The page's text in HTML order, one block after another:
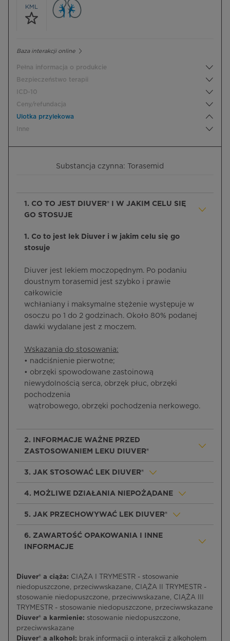
KML
Baza interakcji online
Pełna informacja o produkcie
Bezpieczeństwo terapii
ICD-10
Ceny/refundacja
Ulotka przylekowa
Inne
Substancja czynna: Torasemid
1. CO TO JEST DIUVER® I W JAKIM CELU SIĘ
GO STOSUJE
1. Co to jest lek Diuver i w jakim celu się go
stosuje
Diuver jest lekiem moczopędnym. Po podaniu
doustnym torasemid jest szybko i prawie
całkowicie
wchłaniany i maksymalne stężenie występuje w
osoczu po 1 do 2 godzinach. Około 80% podanej
dawki wydalane jest z moczem.
Wskazania do stosowania:
• nadciśnienie pierwotne;
• obrzęki spowodowane zastoinową
niewydolnością serca, obrzęk płuc, obrzęki
pochodzenia
wątrobowego, obrzęki pochodzenia nerkowego.
2. INFORMACJE WAŻNE PRZED
ZASTOSOWANIEM LEKU DIUVER®
3. JAK STOSOWAĆ LEK DIUVER®
4. MOŻLIWE DZIAŁANIA NIEPOŻĄDANE
5. JAK PRZECHOWYWAĆ LEK DIUVER®
6. ZAWARTOŚĆ OPAKOWANIA I INNE
INFORMACJE
Diuver® a ciąża: CIĄŻA I TRYMESTR - stosowanie
niedopuszczone, przeciwwskazane, CIĄŻA II TRYMESTR -
stosowanie niedopuszczone, przeciwwskazane, CIĄŻA III
TRYMESTR - stosowanie niedopuszczone, przeciwwskazane
Diuver® a karmienie: stosowanie niedopuszczone,
przeciwwskazane
Diuver® a alkohol: brak informacji o interakcji z alkoholem